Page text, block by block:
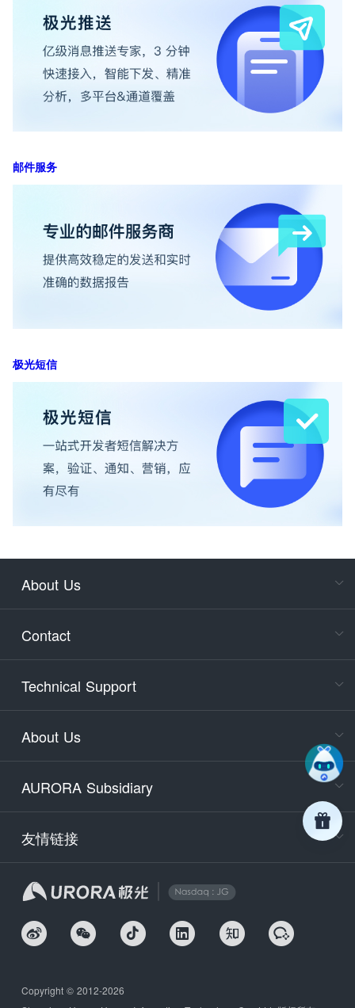
邮件服务
极光短信
About Us
Contact
Technical Support
About Us
AURORA Subsidiary
友情链接
Copyright © 2012-2026
days)
9:30-
Email